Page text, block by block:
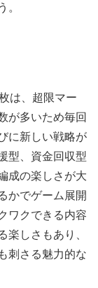
。
は、超限マー
が多いため毎回
に新しい戦略が
型、資金回収型
成の楽しさが大
かでゲーム展開
ワクできる内容
楽しさもあり、
刺さる魅力的な